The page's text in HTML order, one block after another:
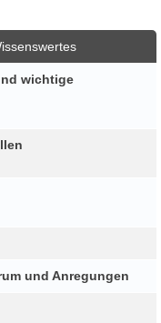
wichtige
und Anregungen